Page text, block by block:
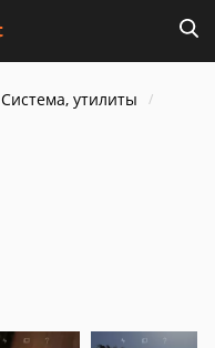
Система, утилиты